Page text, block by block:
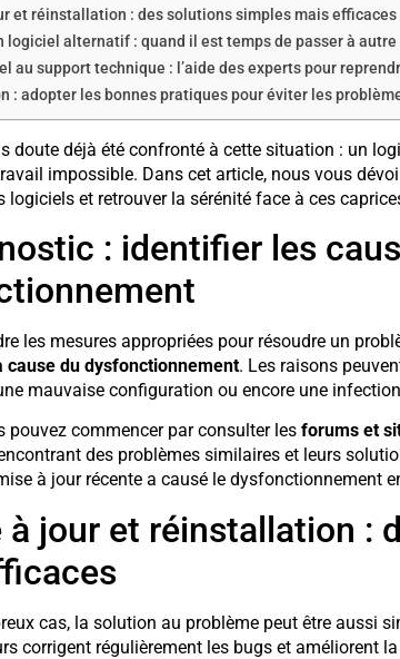
et réinstallation : des solutions simples mais efficaces
logiciel alternatif : quand il est temps de passer à autre
au support technique : l’aide des experts pour
: adopter les bonnes pratiques pour éviter les
doute déjà été confronté à cette situation : un
impossible. Dans cet article, nous vous
logiciels et retrouver la sérénité face à ces
: identifier les
les mesures appropriées pour résoudre un
cause du dysfonctionnement. Les raisons
mauvaise configuration ou encore une
pouvez commencer par consulter les forums et
des problèmes similaires et leurs
à jour récente a causé le dysfonctionnement
à jour et réinstallation :
cas, la solution au problème peut être aussi
corrigent régulièrement les bugs et améliorent